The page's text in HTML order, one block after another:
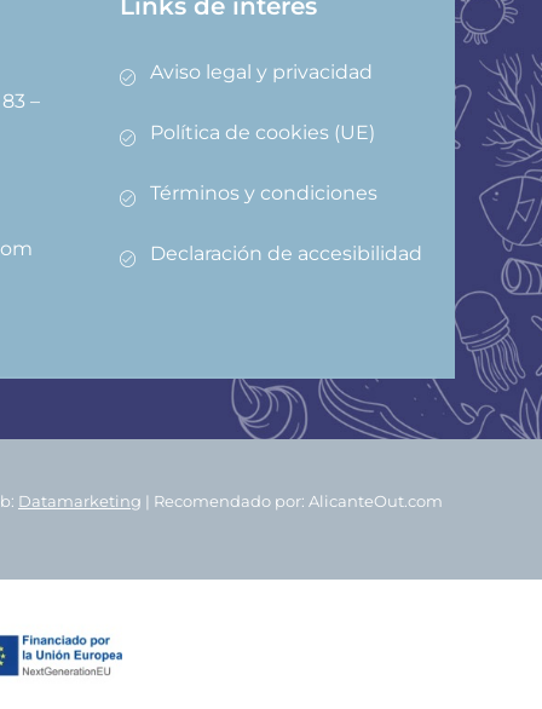
–
Links de interes
Aviso legal y privacidad
Política de cookies (UE)
Términos y condiciones
Declaración de accesibilidad
Datamarketing | Recomendado por: AlicanteOut.com